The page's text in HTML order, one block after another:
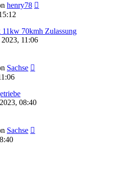
henry78
70kmh Zulassung
11:06
Sachse
08:40
Sachse